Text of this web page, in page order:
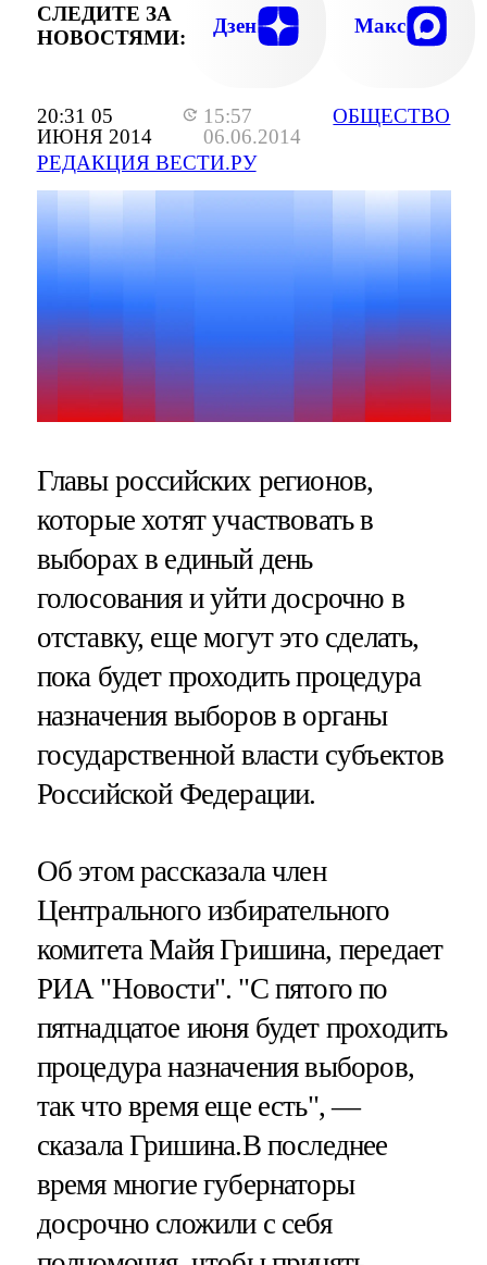
20:31 05
ИЮНЯ 2014
15:57
06.06.2014
РЕДАКЦИЯ ВЕСТИ.РУ
ОБЩЕСТВО
СЛЕДИТЕ ЗА
НОВОСТЯМИ:
Дзен Макс
Главы российских регионов,
которые хотят участвовать в
выборах в единый день
голосования и уйти досрочно в
отставку, еще могут это сделать,
пока будет проходить процедура
назначения выборов в органы
государственной власти субъектов
Российской Федерации.
Об этом рассказала член
Центрального избирательного
комитета Майя Гришина, передает
РИА "Новости". "С пятого по
пятнадцатое июня будет проходить
процедура назначения выборов,
так что время еще есть", —
сказала Гришина.В последнее
время многие губернаторы
досрочно сложили с себя